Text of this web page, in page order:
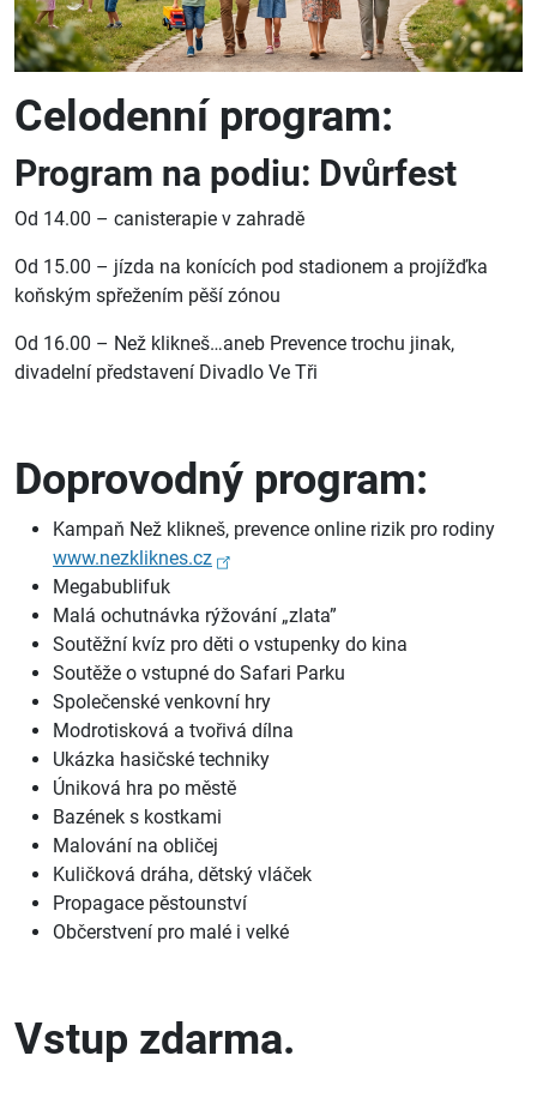
Celodenní program:
Program na podiu: Dvůrfest
Od 14.00 – canisterapie v zahradě
Od 15.00 – jízda na konících pod stadionem a projížďka
koňským spřežením pěší zónou
Od 16.00 – Než klikneš…aneb Prevence trochu jinak,
divadelní představení Divadlo Ve Tři
Doprovodný program:
Kampaň Než klikneš, prevence online rizik pro rodiny
www.nezkliknes.cz
Megabublifuk
Malá ochutnávka rýžování „zlata”
Soutěžní kvíz pro děti o vstupenky do kina
Soutěže o vstupné do Safari Parku
Společenské venkovní hry
Modrotisková a tvořivá dílna
Ukázka hasičské techniky
Úniková hra po městě
Bazének s kostkami
Malování na obličej
Kuličková dráha, dětský vláček
Propagace pěstounství
Občerstvení pro malé i velké
Vstup zdarma.